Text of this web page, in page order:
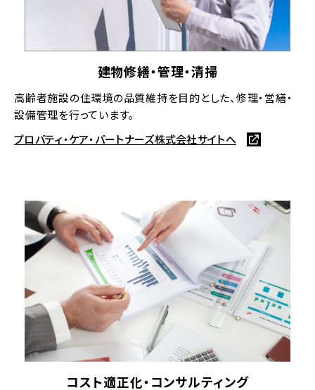
建物修繕・管理・清掃
高齢者施設の住環境の品質維持を目的とした、修理・営繕・
設備管理を行っています。
プロパティ・ケア・パートナーズ株式会社サイトへ
コスト適正化・コンサルティング